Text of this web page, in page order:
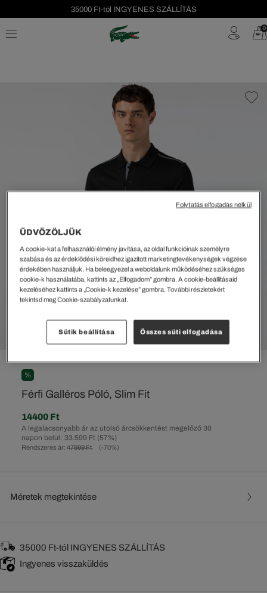
35000 Ft-tól INGYENES SZÁLLÍTÁS
Szezonális leárazás akár -40%! 0
%
Férfi Galléros Póló, Slim Fit
Rendszeres ár: 47999 Ft (-70%)
A legalacsonyabb ár az utolsó árcsökkentést megelőző 30
napon belül: 33.599 Ft (57%)
14400 Ft
Méretek megtekintése
35000 Ft-tól INGYENES SZÁLLÍTÁS
Ingyenes visszaküldés
ÜDVÖZÖLJÜK
A cookie-kat a felhasználói élmény javítása, az oldal funkcióinak személyre
szabása és az érdeklődési köreidhez igazított marketingtevékenységek végzése
érdekében használjuk. Ha beleegyezel a weboldalunk működéséhez szükséges
cookie-k használatába, kattints az „Elfogadom” gombra. A cookie-beállításaid
kezeléséhez kattints a „Cookie-k kezelése” gombra. További részletekért
tekintsd meg Cookie-szabályzatunkat.
Sütik beállítása Összes süti elfogadása
Folytatás elfogadás nélkül